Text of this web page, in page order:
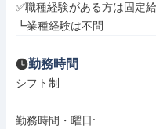
✅職種経験がある方は固定
┗業種経験は不問
勤務時間
シフト制
勤務時間・曜日: